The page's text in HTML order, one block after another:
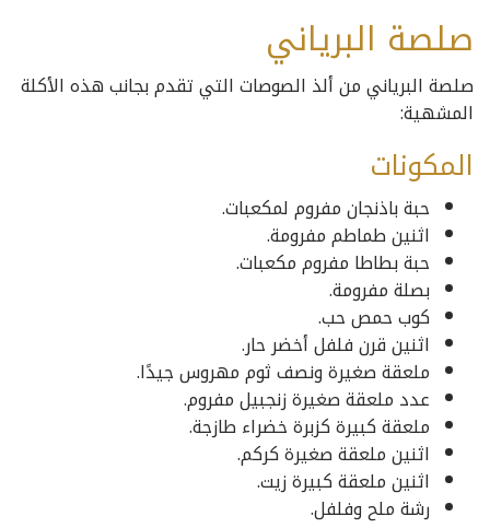
صلصة البرياني
صلصة البرياني من ألذ الصوصات التي تقدم بجانب هذه الأكلة
المشهية:
المكونات
حبة باذنجان مفروم لمكعبات.
اثنين طماطم مفرومة.
حبة بطاطا مفروم مكعبات.
بصلة مفرومة.
كوب حمص حب.
اثنين قرن فلفل أخضر حار.
ملعقة صغيرة ونصف ثوم مهروس جيدًا.
عدد ملعقة صغيرة زنجبيل مفروم.
ملعقة كبيرة كزبرة خضراء طازجة.
اثنين ملعقة صغيرة كركم.
اثنين ملعقة كبيرة زيت.
رشة ملح وفلفل.